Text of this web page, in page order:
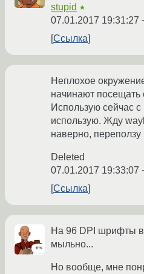
stupid ★
07.01.2017 19:31:27
Ссылка
Неплохое
начинают посещать
Использую сейчас с
использую. Жду
наверно, переползу
Deleted
07.01.2017 19:33:07
Ссылка
На 96 DPI шрифты
мыльно...
Но вообще, мне